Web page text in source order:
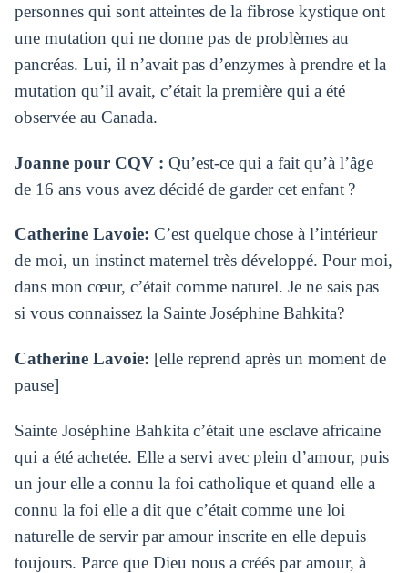
personnes qui sont atteintes de la fibrose kystique ont
une mutation qui ne donne pas de problèmes au
pancréas. Lui, il n’avait pas d’enzymes à prendre et la
mutation qu’il avait, c’était la première qui a été
observée au Canada.
Joanne pour CQV : Qu’est-ce qui a fait qu’à l’âge
de 16 ans vous avez décidé de garder cet enfant ?
Catherine Lavoie: C’est quelque chose à l’intérieur
de moi, un instinct maternel très développé. Pour moi,
dans mon cœur, c’était comme naturel. Je ne sais pas
si vous connaissez la Sainte Joséphine Bahkita?
Catherine Lavoie: [elle reprend après un moment de
pause]
Sainte Joséphine Bahkita c’était une esclave africaine
qui a été achetée. Elle a servi avec plein d’amour, puis
un jour elle a connu la foi catholique et quand elle a
connu la foi elle a dit que c’était comme une loi
naturelle de servir par amour inscrite en elle depuis
toujours. Parce que Dieu nous a créés par amour, à